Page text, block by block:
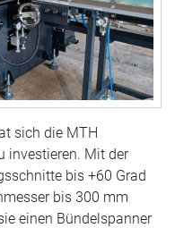
sich die MTH
investieren. Mit der
bis +60 Grad
bis 300 mm
einen Bündelspanner